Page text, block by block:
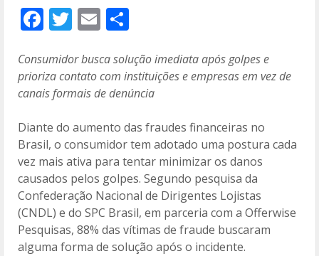
F
ac
e
b
o
o
k
T
w
itt
er
E
m
ai
l
m
p
ar
til
h
ar
Consumidor busca solução imediata após golpes e
prioriza contato com instituições e empresas em vez de
canais formais de denúncia
Diante do aumento das fraudes financeiras no
Brasil, o consumidor tem adotado uma postura cada
vez mais ativa para tentar minimizar os danos
causados pelos golpes. Segundo pesquisa da
Confederação Nacional de Dirigentes Lojistas
(CNDL) e do SPC Brasil, em parceria com a Offerwise
Pesquisas, 88% das vítimas de fraude buscaram
alguma forma de solução após o incidente.